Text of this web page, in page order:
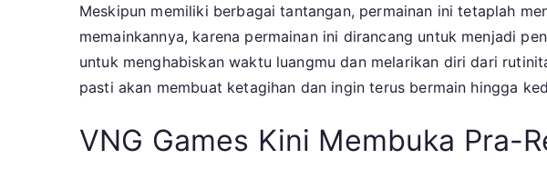
Meskipun memiliki berbagai tantangan, permainan ini tetaplah
memainkannya, karena permainan ini dirancang untuk menjadi
untuk menghabiskan waktu luangmu dan melarikan diri dari
pasti akan membuat ketagihan dan ingin terus bermain hingga
VNG Games Kini Membuka Pra-